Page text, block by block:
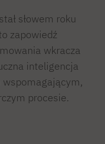
słowem roku
zapowiedź
wkracza
inteligencja
procesie.